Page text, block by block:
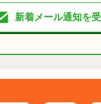
新着メール通知を